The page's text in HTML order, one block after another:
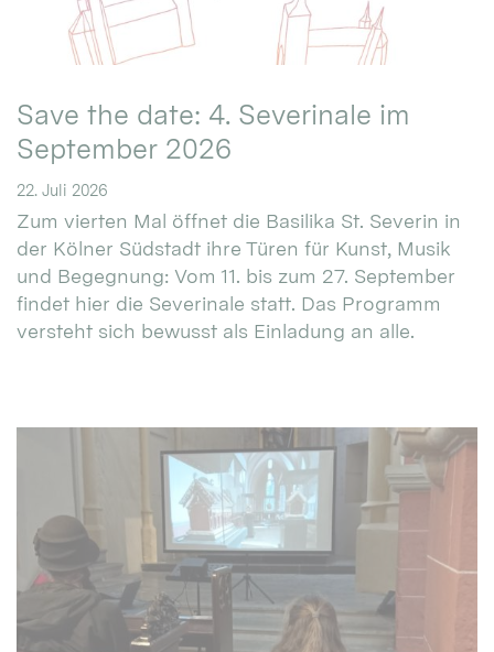
Save the date: 4. Severinale im
September 2026
22. Juli 2026
Zum vierten Mal öffnet die Basilika St. Severin in
der Kölner Südstadt ihre Türen für Kunst, Musik
und Begegnung: Vom 11. bis zum 27. September
findet hier die Severinale statt. Das Programm
versteht sich bewusst als Einladung an alle.